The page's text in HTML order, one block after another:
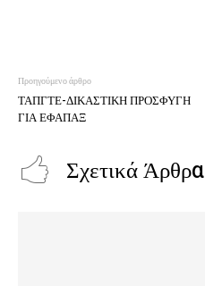
Προηγούμενο άρθρο
ΤΑΠΓΤΕ-ΔΙΚΑΣΤΙΚΗ ΠΡΟΣΦΥΓΗ
ΓΙΑ ΕΦΑΠΑΞ
Σχετικά Άρθρα